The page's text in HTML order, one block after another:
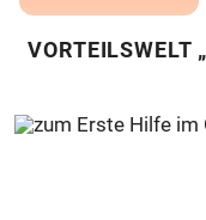
VORTEILSWELT